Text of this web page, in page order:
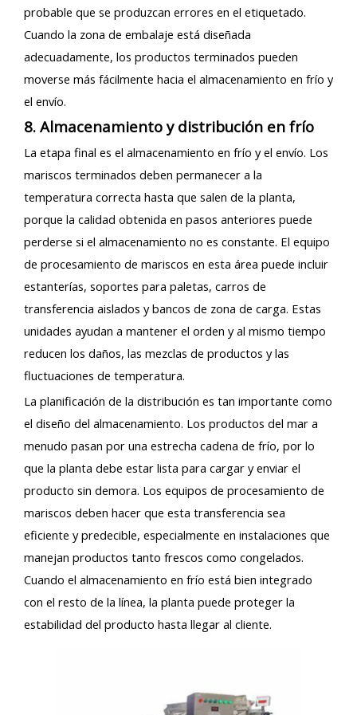
probable que se produzcan errores en el etiquetado.
Cuando la zona de embalaje está diseñada
adecuadamente, los productos terminados pueden
moverse más fácilmente hacia el almacenamiento en frío y
el envío.
8. Almacenamiento y distribución en frío
La etapa final es el almacenamiento en frío y el envío. Los
mariscos terminados deben permanecer a la
temperatura correcta hasta que salen de la planta,
porque la calidad obtenida en pasos anteriores puede
perderse si el almacenamiento no es constante. El equipo
de procesamiento de mariscos en esta área puede incluir
estanterías, soportes para paletas, carros de
transferencia aislados y bancos de zona de carga. Estas
unidades ayudan a mantener el orden y al mismo tiempo
reducen los daños, las mezclas de productos y las
fluctuaciones de temperatura.
La planificación de la distribución es tan importante como
el diseño del almacenamiento. Los productos del mar a
menudo pasan por una estrecha cadena de frío, por lo
que la planta debe estar lista para cargar y enviar el
producto sin demora. Los equipos de procesamiento de
mariscos deben hacer que esta transferencia sea
eficiente y predecible, especialmente en instalaciones que
manejan productos tanto frescos como congelados.
Cuando el almacenamiento en frío está bien integrado
con el resto de la línea, la planta puede proteger la
estabilidad del producto hasta llegar al cliente.